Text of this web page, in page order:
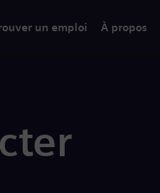
un emploi À propos